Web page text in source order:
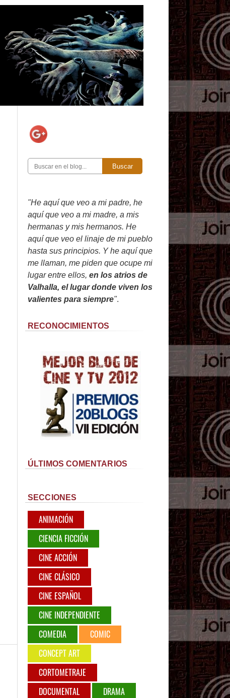
Buscar
"He aquí que veo a mi padre, he
aquí que veo a mi madre, a mis
hermanas y mis hermanos. He
aquí que veo el linaje de mi pueblo
hasta sus principios. Y he aquí que
me llaman, me piden que ocupe mi
lugar entre ellos, en los atrios de
Valhalla, el lugar donde viven los
valientes para siempre".
RECONOCIMIENTOS
ÚLTIMOS COMENTARIOS
SECCIONES
ANIMACIÓN
CIENCIA FICCIÓN
CINE ACCIÓN
CINE CLÁSICO
CINE ESPAÑOL
CINE INDEPENDIENTE
COMEDIA
COMIC
CONCEPT ART
CORTOMETRAJE
DOCUMENTAL
DRAMA